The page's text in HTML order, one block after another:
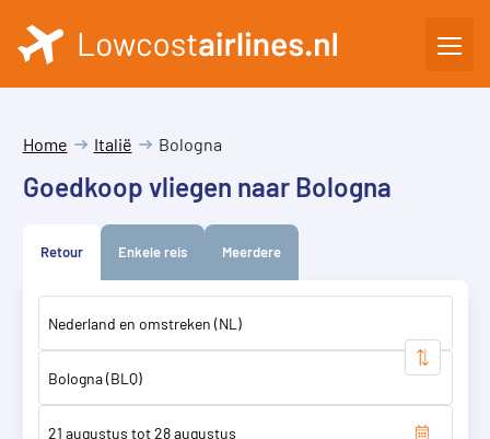
Home Italië Bologna
Goedkoop vliegen naar Bologna
Retour Enkele reis Meerdere